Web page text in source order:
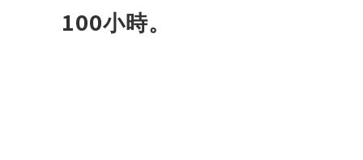
100小時。